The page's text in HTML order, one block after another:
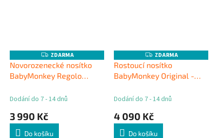
Z
D
A
R
M
ZDARMA
Novorozenecké nosítko
BabyMonkey Regolo
Dodání do 7 - 14 dnů
3 990 Kč
Do košíku
Z
D
A
R
M
ZDARMA
Rostoucí nosítko
BabyMonkey Original -
Dodání do 7 - 14 dnů
4 090 Kč
Do košíku